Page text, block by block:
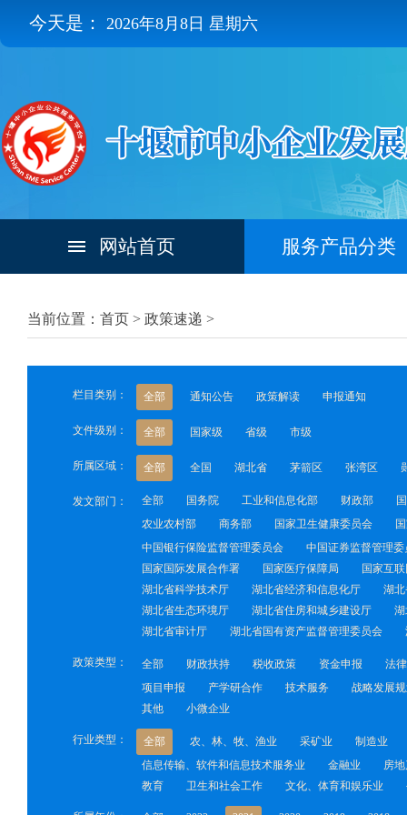
今天是： 2026年8月8日 星期六
网站首页 服务产品分类
当前位置：首页 > 政策速递 >
栏目类别： 全部 通知公告 政策解读 申报通知
文件级别： 全部 国家级 省级 市级
所属区域： 全部 全国 湖北省 茅箭区 张湾区
发文部门： 全部 国务院 工业和信息化部 财政部
农业农村部
商务部 国家卫生健康委员会
中国银行保险监督管理委员会
中国证券监督管理委
国家国际发展合作署
国家医疗保障局
国家互
湖北省科学技术厅
湖北省经济和信息化厅
湖
湖北省生态环境厅
湖北省住房和城乡建设厅
湖北省审计厅
湖北省国有资产监督管理委员会
政策类型： 全部 财政扶持 税收政策 资金申报
法
项目申报
产学研合作 技术服务
战略发展
其他
小微企业
行业类型： 全部 农、林、牧、渔业 采矿业
制造业
信息传输、软件和信息技术服务业
金融业
房
教育
卫生和社会工作 文化、体育和娱乐业